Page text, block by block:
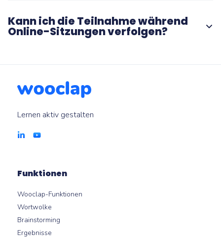
Wortwolken, Umfragen, Bewertungen, Rankings,
Brainstorming und mehr.
Kann ich die Teilnahme während
Online-Sitzungen verfolgen?
Lernen aktiv gestalten
Funktionen
Wooclap-Funktionen
Wortwolke
Brainstorming
Ergebnisse